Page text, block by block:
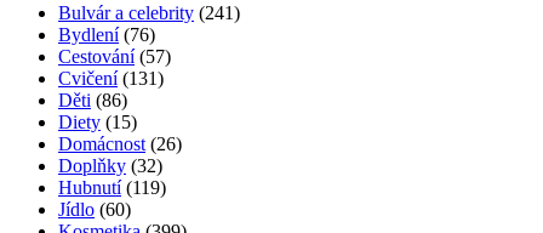
Bulvár a celebrity (241)
Bydlení(76)
Cestování(57)
Cvičení(131)
Děti (86)
Diety (15)
Domácnost (26)
Doplňky (32)
Hubnutí(119)
Jídlo (60)